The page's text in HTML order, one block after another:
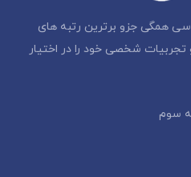
سی همگی جزو برترین رتبه های
شخصی خود را در اختیار